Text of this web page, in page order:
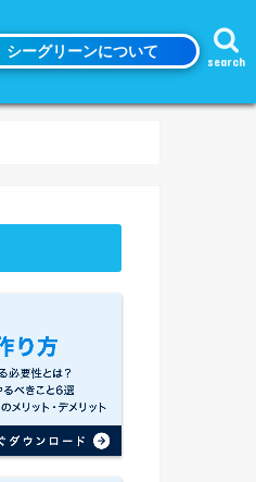
search
シーグリーンについて